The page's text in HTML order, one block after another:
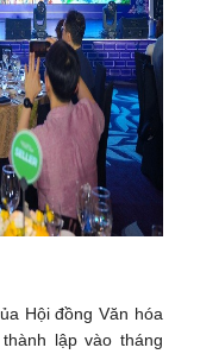
Hội đồng Văn hóa
lập vào tháng